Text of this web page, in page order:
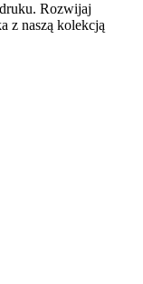
Rozwijaj
z naszą kolekcją